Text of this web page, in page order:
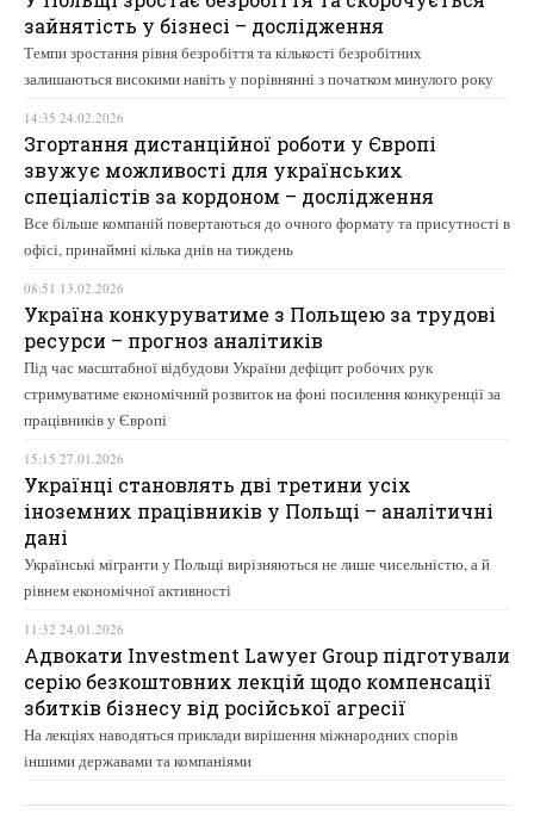
зайнятість у бізнесі – дослідження
Темпи зростання рівня безробіття та кількості безробітних
залишаються високими навіть у порівнянні з початком минулого року
14:35 24.02.2026
Згортання дистанційної роботи у Європі
звужує можливості для українських
спеціалістів за кордоном – дослідження
Все більше компаній повертаються до очного формату та присутності в
офісі, принаймні кілька днів на тиждень
08:51 13.02.2026
Україна конкуруватиме з Польщею за трудові
ресурси – прогноз аналітиків
Під час масштабної відбудови України дефіцит робочих рук
стримуватиме економічний розвиток на фоні посилення конкуренції за
працівників у Європі
15:15 27.01.2026
Українці становлять дві третини усіх
іноземних працівників у Польщі – аналітичні
дані
Українські мігранти у Польщі вирізняються не лише чисельністю, а й
рівнем економічної активності
11:32 24.01.2026
Адвокати Investment Lawyer Group підготували
серію безкоштовних лекцій щодо компенсації
збитків бізнесу від російської агресії
На лекціях наводяться приклади вирішення міжнародних спорів
іншими державами та компаніями